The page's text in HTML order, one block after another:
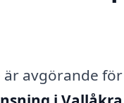
avgörande